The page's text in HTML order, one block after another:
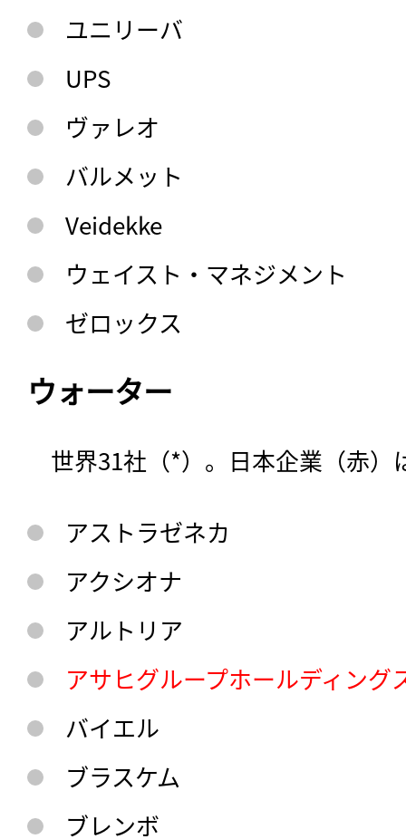
ユニリーバ
UPS
ヴァレオ
バルメット
Veidekke
ウェイスト・マネジメント
ゼロックス
ウォーター
世界31社（*）。日本企業（赤）
アストラゼネカ
アクシオナ
アルトリア
アサヒグループホールディング
バイエル
ブラスケム
ブレンボ